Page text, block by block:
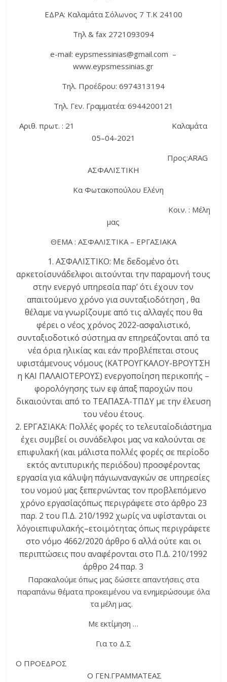
ΕΔΡΑ: Καλαμάτα Σόλωνος 7 Τ.Κ 24100
Τηλ & fax 2721093094
e-mail: eypsmessinias@gmail.com –
www.eypsmessinias.gr
Τηλ. Προέδρου:6974313194
Τηλ. Γεν. Γραμματέα: 6944200121
Αριθ. πρωτ.: 21
Καλαμάτα
05–04-2021
Προς:ARAG
ΑΣΦΑΛΙΣΤΙΚΗ
Κα Φωτακοπούλου Ελένη
Κοιν. : Μέλη
μας
ΘΕΜΑ : ΑΣΦΑΛΙΣΤΙΚΑ – ΕΡΓΑΣΙΑΚΑ
1.ΑΣΦΑΛΙΣΤΙΚΟ: Μεδεδομένο ότι
αρκετοίσυνάδελφοι αιτούνταιτηνπαραμονή τους
στηνενεργό υπηρεσίαπαρ’ ότιέχουν τον
απαιτούμενο χρόνο γιασυνταξιοδότηση , θα
θέλαμεναγνωρίζουμεαπό τις αλλαγές που θα
φέρειο νέος χρόνος 2022-ασφαλιστικό,
συνταξιοδοτικό σύστημα αν επηρεάζονται από τα
νέα όρια ηλικίας και εάν προβλέπεται στους
υφιστάμενους νόμους (ΚΑΤΡΟΥΓΚΑΛΟΥ-ΒΡΟΥΤΣΗ
η ΚΑΙ ΠΑΛΑΙΟΤΕΡΟΥΣ) ενεργοποίηση περικοπής –
φορολόγησης των εφ άπαξ παροχών που
δικαιούνται από το ΤΕΑΠΑΣΑ-ΤΠΔΥ με την έλευση
του νέου έτους.
2. ΕΡΓΑΣΙΑΚΑ: Πολλές φορές τοτελευταίοδιάστημα
έχει συμβείοισυνάδελφοι μας νακαλούνταισε
επιφυλακή (και μάλιστα πολλές φορές σε περίοδο
εκτός αντιπυρικής περιόδου) προσφέροντας
εργασίαγιακάλυψη πάγιωναναγκών σε υπηρεσίες
του νομού μας ξεπερνώντας τον προβλεπόμενο
χρόνο εργασίαςόπως περιγράφετεστο άρθρο 23
παρ. 2 του Π.Δ. 210/1992 χωρίς ναυφίστανταιοι
λόγοιεπιφυλακής–ετοιμότητας όπως περιγράφετε
στο νόμο 4662/2020 άρθρο 6 αλλάούτεκαι οι
περιπτώσεις πουαναφέρονταιστο Π.Δ. 210/1992
άρθρο 24 παρ. 3
Παρακαλούμεόπως μας δώσετε απαντήσεις στα
παραπάνω θέματα προκειμένου να ενημερώσουμε όλα
τα μέλη μας.
Με εκτίμηση …
Για το Δ.Σ
Ο ΠΡΟΕΔΡΟΣ
Ο ΓΕΝ.ΓΡΑΜΜΑΤΕΑΣ